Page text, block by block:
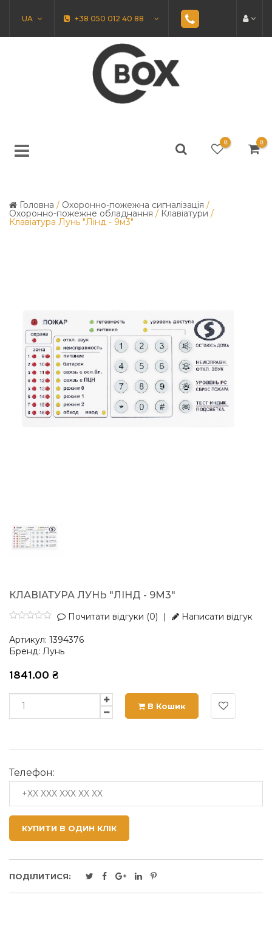
UA +38 050 012 40 88
0 0
Головна / Охоронно-пожежна сигналізація /
Охоронно-пожежне обладнання / Клавіатури /
Клавіатура Лунь "Лінд - 9м3"
КЛАВІАТУРА ЛУНЬ "ЛІНД - 9М3"
Почитати відгуки (0) Написати відгук
Артикул: 1394376
Бренд: Лунь
1841.00 ₴
В Кошик
Телефон:
КУПИТИ В ОДИН КЛІК
ПОДІЛИТИСЯ: